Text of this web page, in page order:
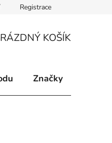
Kontakty
Registrace
KOŠÍK
Značky